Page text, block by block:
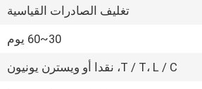
تغليف الصادرات القياسية
30~60 يوم
T / T، L / C، نقدا أو ويسترن يونيون